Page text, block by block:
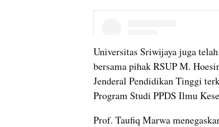
Universitas Sriwijaya juga
bersama pihak RSUP M.
Jenderal Pendidikan Tinggi
Program Studi PPDS Ilmu
Prof. Taufiq Marwa